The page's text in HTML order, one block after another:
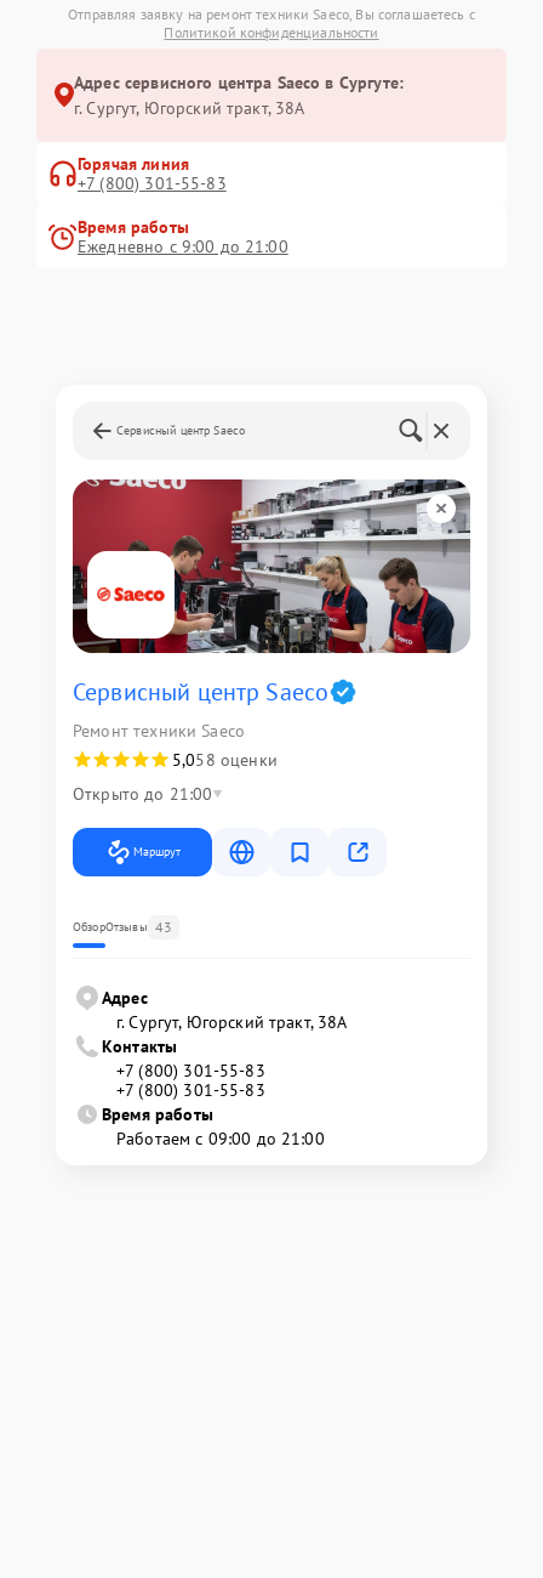
Отправляя заявку на ремонт техники Saeco, Вы соглашаетесь с
Политикой конфиденциальности
Адрес сервисного центра Saeco в Сургуте:
г. Сургут, Югорский тракт, 38А
Горячая линия
+7 (800) 301-55-83
Время работы
Ежедневно с 9:00 до 21:00
Сервисный центр Saeco
Сервисный центр Saeco
Ремонт техники Saeco
5,058 оценки
Открыто до 21:00
Маршрут
ОбзорОтзывы 43
Адрес
г. Сургут, Югорский тракт, 38А
Контакты
+7 (800) 301-55-83
+7 (800) 301-55-83
Время работы
Работаем с 09:00 до 21:00